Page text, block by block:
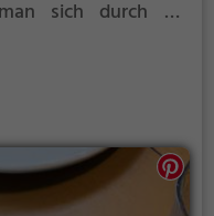
sich durch die
die deutsche
offen. Ob
man für jeden
Ein Besuch im
ist ein kulinarisches